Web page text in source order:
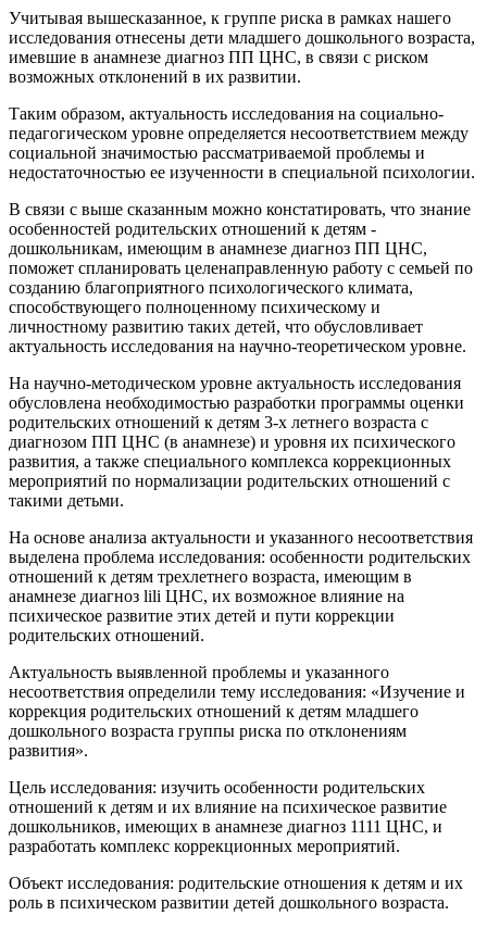
Учитывая вышесказанное, к группе риска в рамках нашего
исследования отнесены дети младшего дошкольного возраста,
имевшие в анамнезе диагноз ПП ЦНС, в связи с риском
возможных отклонений в их развитии.
Таким образом, актуальность исследования на социально-
педагогическом уровне определяется несоответствием между
социальной значимостью рассматриваемой проблемы и
недостаточностью ее изученности в специальной психологии.
В связи с выше сказанным можно констатировать, что знание
особенностей родительских отношений к детям -
дошкольникам, имеющим в анамнезе диагноз ПП ЦНС,
поможет спланировать целенаправленную работу с семьей по
созданию благоприятного психологического климата,
способствующего полноценному психическому и
личностному развитию таких детей, что обусловливает
актуальность исследования на научно-теоретическом уровне.
На научно-методическом уровне актуальность исследования
обусловлена необходимостью разработки программы оценки
родительских отношений к детям 3-х летнего возраста с
диагнозом ПП ЦНС (в анамнезе) и уровня их психического
развития, а также специального комплекса коррекционных
мероприятий по нормализации родительских отношений с
такими детьми.
На основе анализа актуальности и указанного несоответствия
выделена проблема исследования: особенности родительских
отношений к детям трехлетнего возраста, имеющим в
анамнезе диагноз lili ЦНС, их возможное влияние на
психическое развитие этих детей и пути коррекции
родительских отношений.
Актуальность выявленной проблемы и указанного
несоответствия определили тему исследования: «Изучение и
коррекция родительских отношений к детям младшего
дошкольного возраста группы риска по отклонениям
развития».
Цель исследования: изучить особенности родительских
отношений к детям и их влияние на психическое развитие
дошкольников, имеющих в анамнезе диагноз 1111 ЦНС, и
разработать комплекс коррекционных мероприятий.
Объект исследования: родительские отношения к детям и их
роль в психическом развитии детей дошкольного возраста.